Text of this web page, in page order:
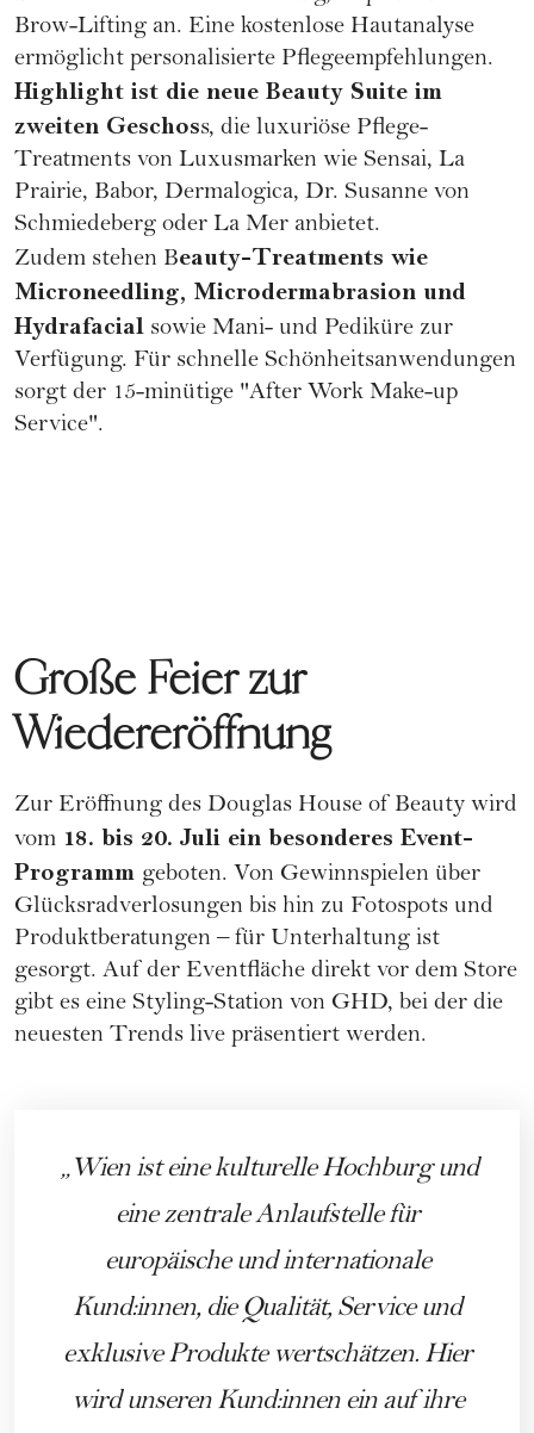
Brow-Lifting an. Eine kostenlose Hautanalyse
ermöglicht personalisierte Pflegeempfehlungen.
Highlight ist die neue Beauty Suite im
zweiten Geschoss, die luxuriöse Pflege-
Treatments von Luxusmarken wie Sensai, La
Prairie, Babor, Dermalogica, Dr. Susanne von
Schmiedeberg oder La Mer anbietet.
Zudem stehen Beauty-Treatments wie
Microneedling, Microdermabrasion und
Hydrafacial sowie Mani- und Pediküre zur
Verfügung. Für schnelle Schönheitsanwendungen
sorgt der 15-minütige "After Work Make-up
Service".
Große Feier zur
Wiedereröffnung
Zur Eröffnung des Douglas House of Beauty wird
vom 18. bis 20. Juli ein besonderes Event-
Programm geboten. Von Gewinnspielen über
Glücksradverlosungen bis hin zu Fotospots und
Produktberatungen – für Unterhaltung ist
gesorgt. Auf der Eventfläche direkt vor dem Store
gibt es eine Styling-Station von GHD, bei der die
neuesten Trends live präsentiert werden.
Wien ist eine kulturelle Hochburg und
eine zentrale Anlaufstelle für
europäische und internationale
Kund:innen, die Qualität, Service und
exklusive Produkte wertschätzen. Hier
wird unseren Kund:innen ein auf ihre